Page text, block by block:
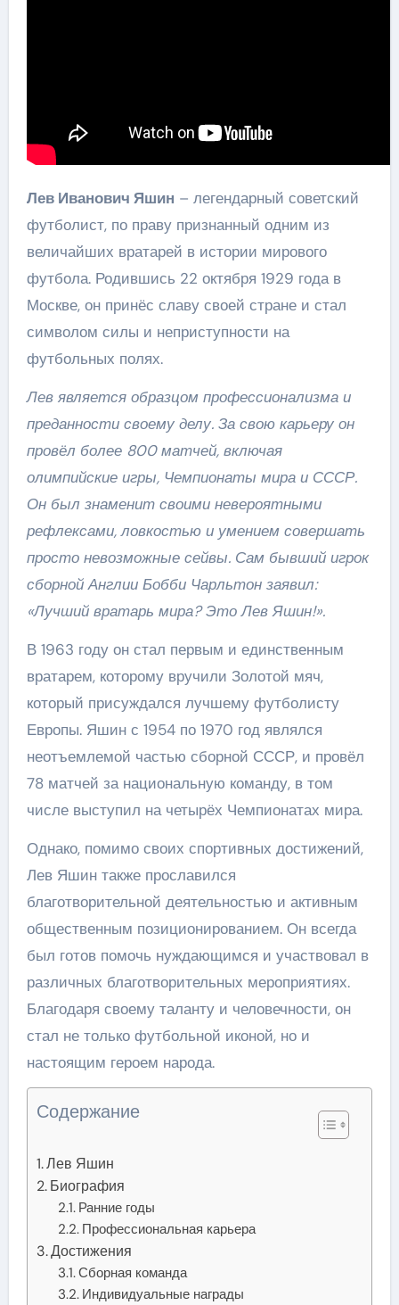
Лев Иванович Яшин – легендарный советский
футболист, по праву признанный одним из
величайших вратарей в истории мирового
футбола. Родившись 22 октября 1929 года в
Москве, он принёс славу своей стране и стал
символом силы и неприступности на
футбольных полях.
Лев является образцом профессионализма и
преданности своему делу. За свою карьеру он
провёл более 800 матчей, включая
олимпийские игры, Чемпионаты мира и СССР.
Он был знаменит своими невероятными
рефлексами, ловкостью и умением совершать
просто невозможные сейвы. Сам бывший игрок
сборной Англии Бобби Чарльтон заявил:
«Лучший вратарь мира? Это Лев Яшин!».
В 1963 году он стал первым и единственным
вратарем, которому вручили Золотой мяч,
который присуждался лучшему футболисту
Европы. Яшин с 1954 по 1970 год являлся
неотъемлемой частью сборной СССР, и провёл
78 матчей за национальную команду, в том
числе выступил на четырёх Чемпионатах мира.
Однако, помимо своих спортивных достижений,
Лев Яшин также прославился
благотворительной деятельностью и активным
общественным позиционированием. Он всегда
был готов помочь нуждающимся и участвовал в
различных благотворительных мероприятиях.
Благодаря своему таланту и человечности, он
стал не только футбольной иконой, но и
настоящим героем народа.
Содержание
Лев Яшин
Биография
Ранние годы
Профессиональная карьера
Достижения
Сборная команда
Индивидуальные награды